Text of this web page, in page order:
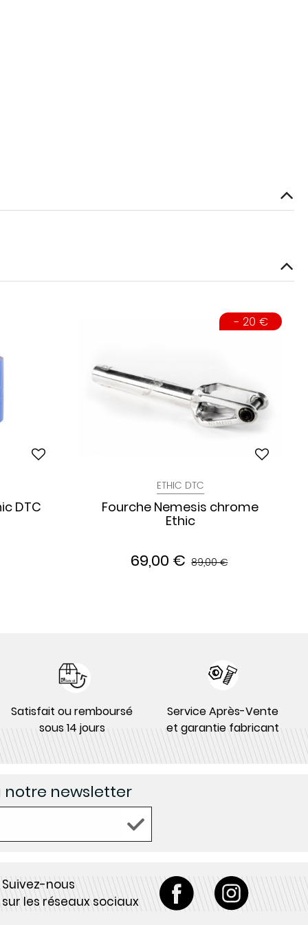
DTC
- 20 €
ETHIC DTC
Fourche Nemesis chrome
Ethic
69,00 € 89,00 €
Satisfait ou remboursé
sous 14 jours
Service Après-Vente
et garantie fabricant
notre newsletter
Suivez-nous
sur les réseaux sociaux